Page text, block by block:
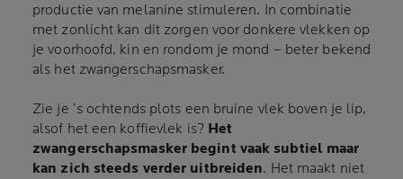
productie van melanine stimuleren. In combinatie
met zonlicht kan dit zorgen voor donkere vlekken op
je voorhoofd, kin en rondom je mond – beter bekend
als het zwangerschapsmasker.
Zie je ’s ochtends plots een bruine vlek boven je lip,
alsof het een koffievlek is? Het
zwangerschapsmasker begint vaak subtiel maar
kan zich steeds verder uitbreiden. Het maakt niet